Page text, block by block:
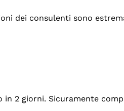
dei consulenti sono
2 giorni. Sicuramente